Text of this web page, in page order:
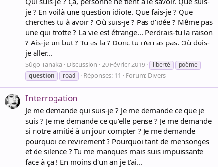
je ? En voilà une question idiote. Que fais-je ? Que
cherches tu à avoir ? Où suis-je ? Pas d'idée ? Même pas
une qui trotte ? La vie est étrange... Perdrais-tu la raison
? Ais-je un but ? Tu es la ? Donc tu n'en as pas. Où dois-
je aller...
Sûgo Tanaka Discussion 20 Février 2019 liberté
poème
question
road Réponses: 11 Forum: Divers
Interrogation
Je me demande qui suis-je ? Je me demande ce que je
suis ? Je me demande ce qu'elle pense ? Je me demande
si notre amitié à un jour compter ? Je me demande
pourquoi ce revirement ? Pourquoi tant de mensonges
et de silence ? Tu me manques mais suis impuissante
face à ça ! En moins d'un an je t'ai...